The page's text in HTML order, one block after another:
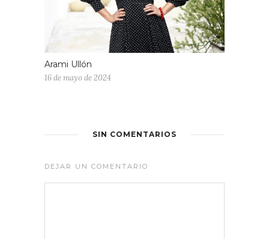
Arami Ullón
16 de mayo de 2024
SIN COMENTARIOS
DEJAR UN COMENTARIO